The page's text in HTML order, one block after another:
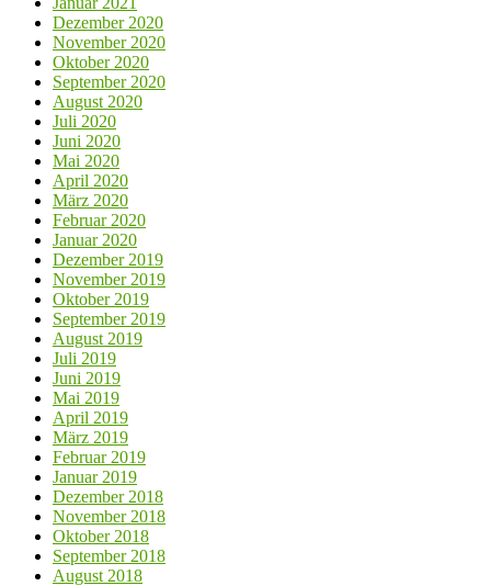
Dezember 2020
November 2020
Oktober 2020
September 2020
August 2020
Juli 2020
Juni 2020
Mai 2020
April 2020
März 2020
Februar 2020
Januar 2020
Dezember 2019
November 2019
Oktober 2019
September 2019
August 2019
Juli 2019
Juni 2019
Mai 2019
April 2019
März 2019
Februar 2019
Januar 2019
Dezember 2018
November 2018
Oktober 2018
September 2018
August 2018